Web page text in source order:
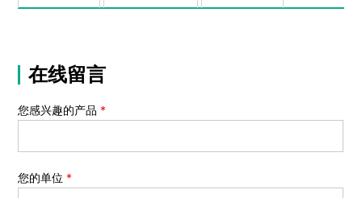
在线留言
您感兴趣的产品 *
您的单位 *